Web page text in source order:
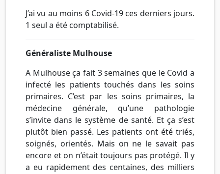
J’ai vu au moins 6 Covid-19 ces derniers jours.
1 seul a été comptabilisé.
Généraliste Mulhouse
A Mulhouse ça fait 3 semaines que le Covid a
infecté les patients touchés dans les soins
primaires. C’est par les soins primaires, la
médecine générale, qu’une pathologie
s’invite dans le système de santé. Et ça s’est
plutôt bien passé. Les patients ont été triés,
soignés, orientés. Mais on ne le savait pas
encore et on n’était toujours pas protégé. Il y
a eu rapidement des centaines, des milliers